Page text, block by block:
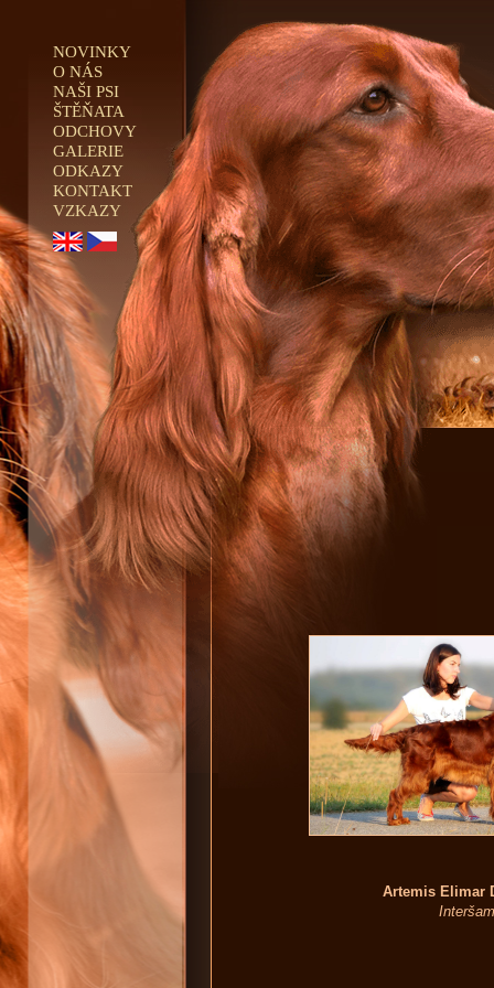
NOVINKY
O NÁS
NAŠI PSI
ŠTĚŇATA
ODCHOVY
GALERIE
ODKAZY
KONTAKT
VZKAZY
Artemis Elimar